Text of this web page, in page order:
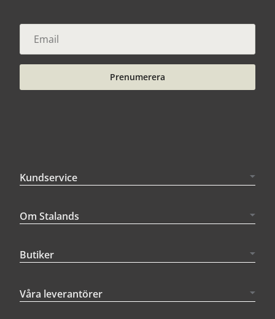
Prenumerera
Kundservice
Om Stalands
Butiker
Våra leverantörer